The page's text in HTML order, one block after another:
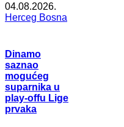
04.08.2026.
Herceg Bosna
Dinamo
saznao
mogućeg
suparnika u
play-offu Lige
prvaka